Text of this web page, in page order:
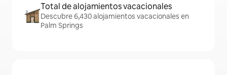
Total de alojamientos vacacionales
Descubre 6,430 alojamientos vacacionales en
Palm Springs